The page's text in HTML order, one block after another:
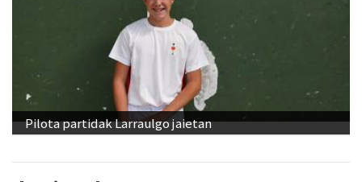
Pilota partidak Larraulgo jaietan